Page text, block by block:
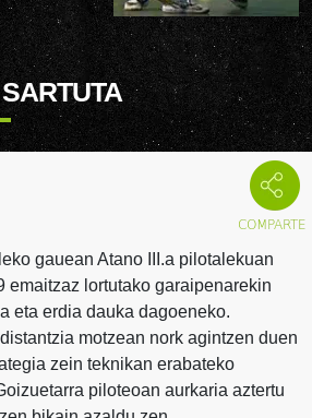
gauean Atano III.a pilotalekuan
emaitzaz lortutako garaipenarekin
eta erdia dauka dagoeneko.
motzean nork agintzen duen
zein teknikan erabateko
piloteoan aurkaria aztertu